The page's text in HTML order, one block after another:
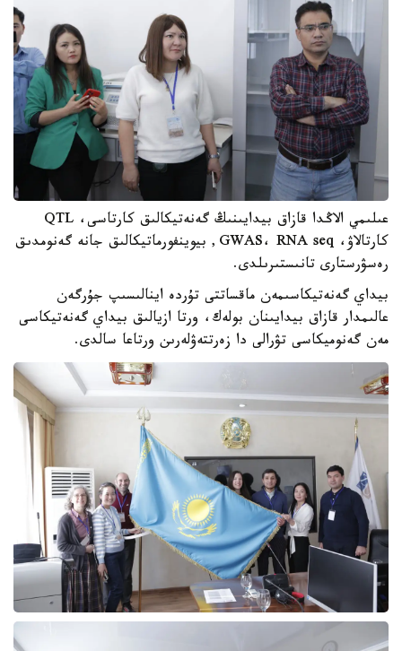
عىلىمي الاڭدا قازاق بيدايىنىڭ گەنەتيكالىق كارتاسى، QTL
كارتالاۋ، GWAS، RNA seq, بيوينفورماتيكالىق جانە گەنومدىق
رەسۋرستارى تانىستىرىلدى.
بيداي گەنەتيكاسىمەن ماقساتتى تۇردە اينالىسىپ جۇرگەن
عالىمدار قازاق بيدايىنان بولەك، ورتا ازيالىق بيداي گەنەتيكاسى
مەن گەنوميكاسى تۋرالى دا زەرتتەۋلەرىن ورتاعا سالدى.